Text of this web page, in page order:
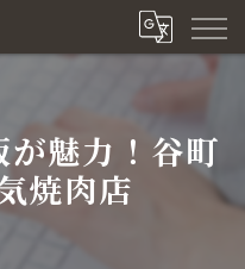
魅力！谷町
焼肉店